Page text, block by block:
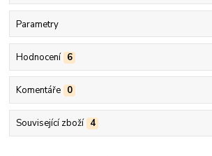
Parametry
Hodnocení 6
Komentáře 0
Související zboží 4